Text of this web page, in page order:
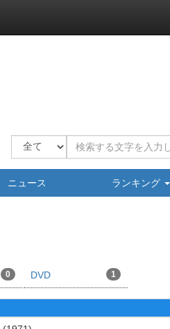
ニュース ランキング
0 DVD 1